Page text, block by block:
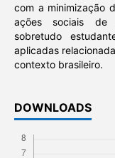
com a minimização
ações sociais de
sobretudo
aplicadas
contexto brasileiro.
DOWNLOADS